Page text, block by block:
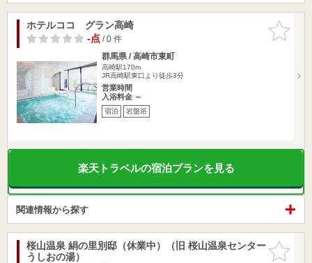
お気に入
りに追加
ホテルココ グラン高崎
-点/ 0 件
群馬県 / 高崎市東町
高崎駅170m
JR高崎駅東口より徒歩3分
営業時間
入浴料金 ～
宿泊 岩盤浴
楽天トラベルの宿泊プランを見る
関連情報から探す
お気に入
りに追加
桜山温泉 絹の里別邸（休業中）（旧 桜山温泉センター
うしおの湯）